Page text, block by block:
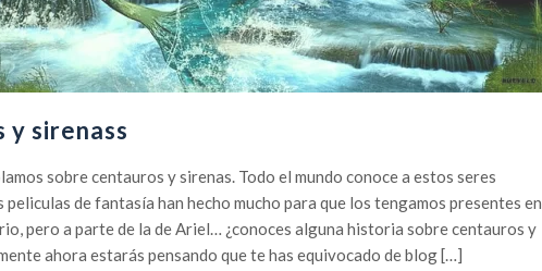
y sirenass
sobre centauros y sirenas. Todo el mundo conoce a estos seres
de fantasía han hecho mucho para que los tengamos presentes en
pero a parte de la de Ariel… ¿conoces alguna historia sobre centauros y
ahora estarás pensando que te has equivocado de blog […]